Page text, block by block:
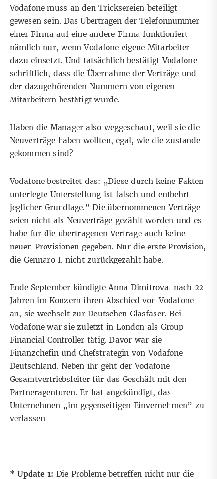
Vodafone muss an den Tricksereien beteiligt
gewesen sein. Das Übertragen der Telefonnummer
einer Firma auf eine andere Firma funktioniert
nämlich nur, wenn Vodafone eigene Mitarbeiter
dazu einsetzt. Und tatsächlich bestätigt Vodafone
schriftlich, dass die Übernahme der Verträge und
der dazugehörenden Nummern von eigenen
Mitarbeitern bestätigt wurde.
Haben die Manager also weggeschaut, weil sie die
Neuverträge haben wollten, egal, wie die zustande
gekommen sind?
Vodafone bestreitet das: „Diese durch keine Fakten
unterlegte Unterstellung ist falsch und entbehrt
jeglicher Grundlage.“ Die übernommenen Verträge
seien nicht als Neuverträge gezählt worden und es
habe für die übertragenen Verträge auch keine
neuen Provisionen gegeben. Nur die erste Provision,
die Gennaro I. nicht zurückgezahlt habe.
Ende September kündigte Anna Dimitrova, nach 22
Jahren im Konzern ihren Abschied von Vodafone
an, sie wechselt zur Deutschen Glasfaser. Bei
Vodafone war sie zuletzt in London als Group
Financial Controller tätig. Davor war sie
Finanzchefin und Chefstrategin von Vodafone
Deutschland. Neben ihr geht der Vodafone-
Gesamtvertriebsleiter für das Geschäft mit den
Partneragenturen. Er hat angekündigt, das
Unternehmen „im gegenseitigen Einvernehmen” zu
verlassen.
——
* Update 1: Die Probleme betreffen nicht nur die